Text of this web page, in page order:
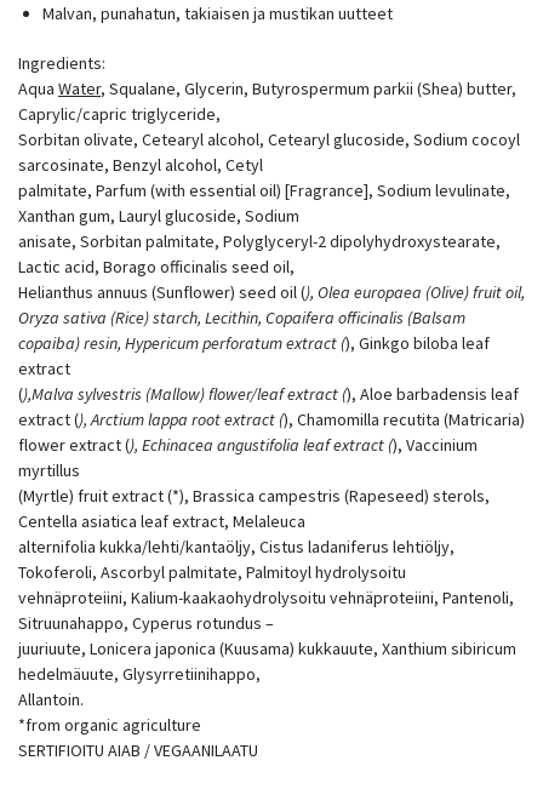
Malvan, punahatun, takiaisen ja mustikan uutteet
Ingredients:
Aqua Water, Squalane, Glycerin, Butyrospermum parkii (Shea) butter,
Caprylic/capric triglyceride,
Sorbitan olivate, Cetearyl alcohol, Cetearyl glucoside, Sodium cocoyl
sarcosinate, Benzyl alcohol, Cetyl
palmitate, Parfum (with essential oil) [Fragrance], Sodium levulinate,
Xanthan gum, Lauryl glucoside, Sodium
anisate, Sorbitan palmitate, Polyglyceryl-2 dipolyhydroxystearate,
Lactic acid, Borago officinalis seed oil,
Helianthus annuus (Sunflower) seed oil (), Olea europaea (Olive) fruit oil,
Oryza sativa (Rice) starch, Lecithin, Copaifera officinalis (Balsam
copaiba) resin, Hypericum perforatum extract (), Ginkgo biloba leaf
extract
(),Malva sylvestris (Mallow) flower/leaf extract (), Aloe barbadensis leaf
extract (), Arctium lappa root extract (), Chamomilla recutita (Matricaria)
flower extract (), Echinacea angustifolia leaf extract (), Vaccinium
myrtillus
(Myrtle) fruit extract (*), Brassica campestris (Rapeseed) sterols,
Centella asiatica leaf extract, Melaleuca
alternifolia kukka/lehti/kantaöljy, Cistus ladaniferus lehtiöljy,
Tokoferoli, Ascorbyl palmitate, Palmitoyl hydrolysoitu
vehnäproteiini, Kalium-kaakaohydrolysoitu vehnäproteiini, Pantenoli,
Sitruunahappo, Cyperus rotundus –
juuriuute, Lonicera japonica (Kuusama) kukkauute, Xanthium sibiricum
hedelmäuute, Glysyrretiinihappo,
Allantoin.
*from organic agriculture
SERTIFIOITU AIAB / VEGAANILAATU